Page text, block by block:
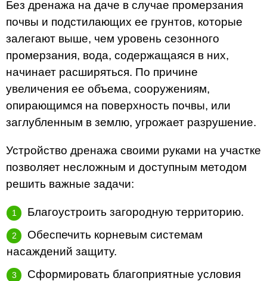
Без дренажа на даче в случае промерзания
почвы и подстилающих ее грунтов, которые
залегают выше, чем уровень сезонного
промерзания, вода, содержащаяся в них,
начинает расширяться. По причине
увеличения ее объема, сооружениям,
опирающимся на поверхность почвы, или
заглубленным в землю, угрожает разрушение.
Устройство дренажа своими руками на участке
позволяет несложным и доступным методом
решить важные задачи:
Благоустроить загородную территорию.
Обеспечить корневым системам
насаждений защиту.
Сформировать благоприятные условия